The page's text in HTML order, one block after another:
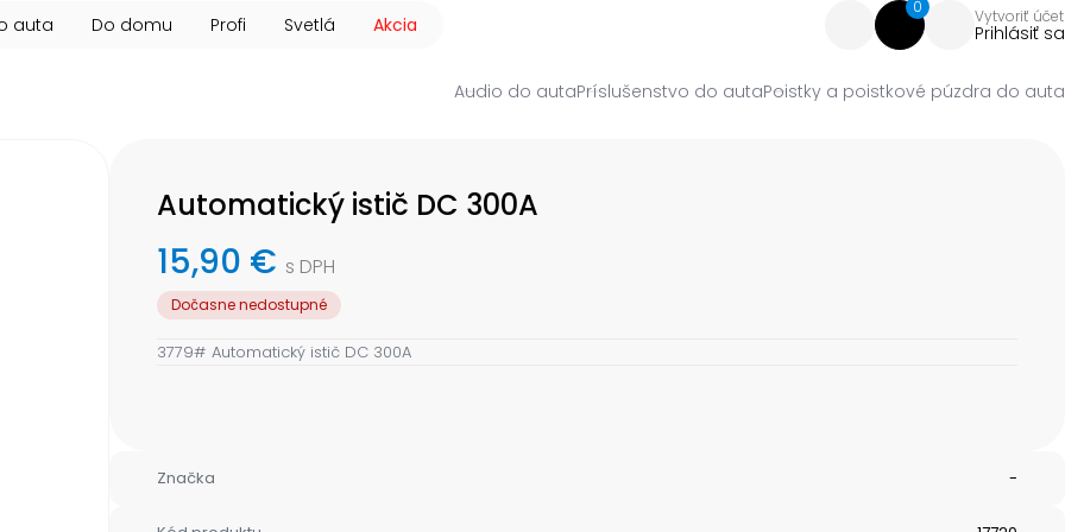
auta Do domu Profi Svetlá Akcia
0 Vytvoriť účet
Prihlásiť sa
Audio do autaPríslušenstvo do autaPoistky a poistkové púzdra do auta
Automatický istič DC 300A
15,90 € s DPH
Dočasne nedostupné
3779# Automatický istič DC 300A
Značka -